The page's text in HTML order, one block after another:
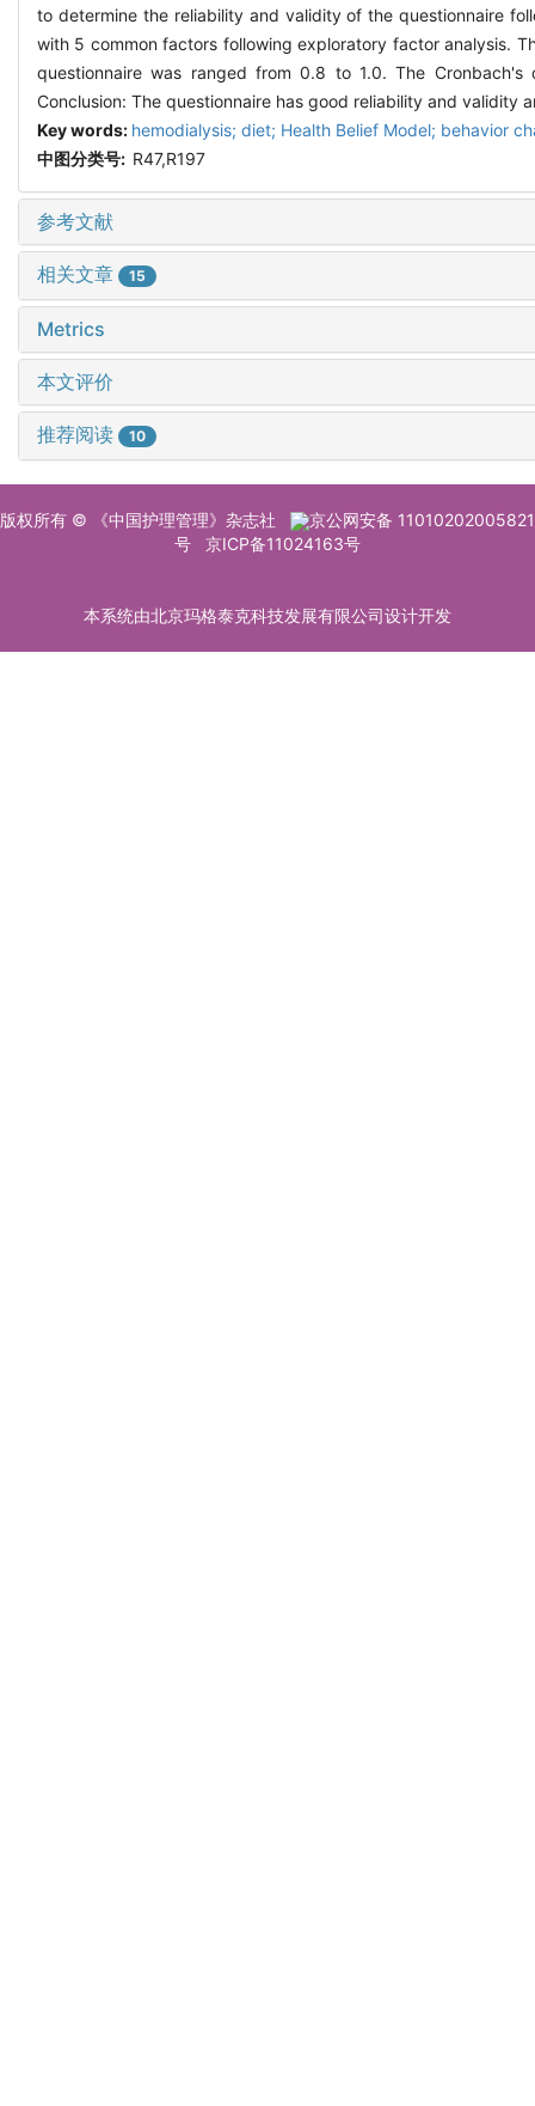
to determine the reliability and validity of the questionnaire
with 5 common factors following exploratory factor analysis.
questionnaire was ranged from 0.8 to 1.0. The
Conclusion: The questionnaire has good reliability and
Key words: hemodialysis; diet; Health Belief Model; behavior
中图分类号: R47,R197
参考文献
相关文章 15
Metrics
本文评价
推荐阅读 10
版权所有 © 《中国护理管理》杂志社
京公网安备 11010202005821
号
京ICP备11024163号
本系统由北京玛格泰克科技发展有限公司设计开发